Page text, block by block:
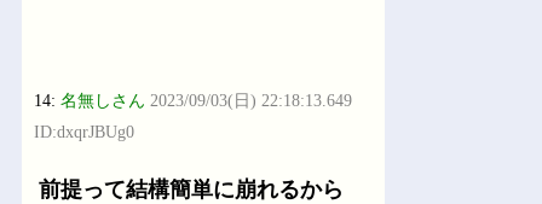
14:名無しさん 2023/09/03(日) 22:18:13.649
ID:dxqrJBUg0
前提って結構簡単に崩れるから